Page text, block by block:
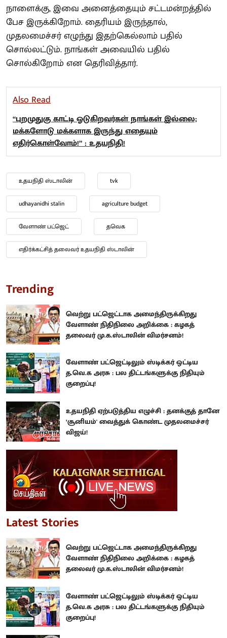
நாளைக்கு, இவை அனைத்தையும் சட்டமன்றத்தில்
பேச இருக்கிறோம். தைரியம் இருந்தால்,
முதலமைச்சர் எழுந்து இதற்கெல்லாம் பதில்
சொல்லட்டும். நாங்கள் அவையில் பதில்
சொல்கிறோம் என தெரிவித்தார்.
Also Read
“புறமுதுகு காட்டி ஓடுகிறவர்கள் நாங்கள் இல்லை;
மக்களோடு மக்களாக இருந்து எதையும்
எதிர்கொள்வோம்!” : உதயநிதி!
உதயநிதி ஸ்டாலின் tvk
udhayanidhi stalin agriculture budget
வேளாண் பட்ஜெட் தவெக
எதிர்க்கட்சித் தலைவர் உதயநிதி ஸ்டாலின்
Trending
வெற்று பட்ஜெட்டாக அமைந்திருக்கிறது
வேளாண் நிதிநிலை அறிக்கை : கழகத்
தலைவர் மு.க.ஸ்டாலின் விமர்சனம்!
வேளாண் பட்ஜெட்டிலும் ஸ்டிக்கர் ஒட்டிய
த.வெ.க அரசு : பல திட்டங்களுக்கு நிதியும்
குறைப்பு!
உதயநிதி ஏற்படுத்திய எழுச்சி : தனக்குத் தானே
‘சூனியம்' வைத்துக் கொண்ட முதலமைச்சர்
விஜய்!
Latest Stories
வெற்று பட்ஜெட்டாக அமைந்திருக்கிறது
வேளாண் நிதிநிலை அறிக்கை : கழகத்
தலைவர் மு.க.ஸ்டாலின் விமர்சனம்!
வேளாண் பட்ஜெட்டிலும் ஸ்டிக்கர் ஒட்டிய
த.வெ.க அரசு : பல திட்டங்களுக்கு நிதியும்
குறைப்பு!